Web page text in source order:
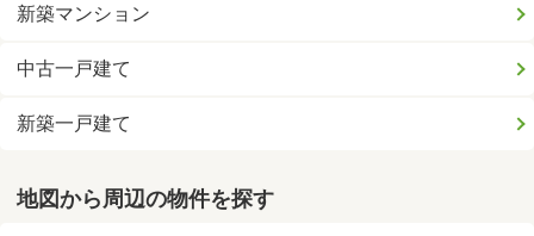
新築マンション
中古一戸建て
新築一戸建て
地図から周辺の物件を探す